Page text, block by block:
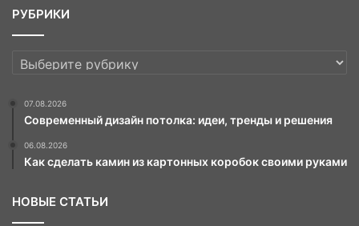
РУБРИКИ
РУБРИКИ
07.08.2026
Современный дизайн потолка: идеи, тренды и решения
06.08.2026
Как сделать камин из картонных коробок своими руками
НОВЫЕ СТАТЬИ